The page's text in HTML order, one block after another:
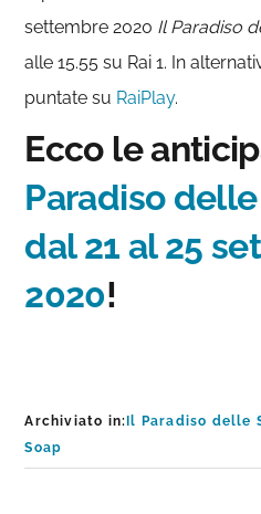
settembre 2020 Il Paradiso
alle 15.55 su Rai 1. In
puntate su RaiPlay.
Ecco le
Paradiso
dal 21 al 25
2020!
Archiviato in: Il Paradiso delle
Soap